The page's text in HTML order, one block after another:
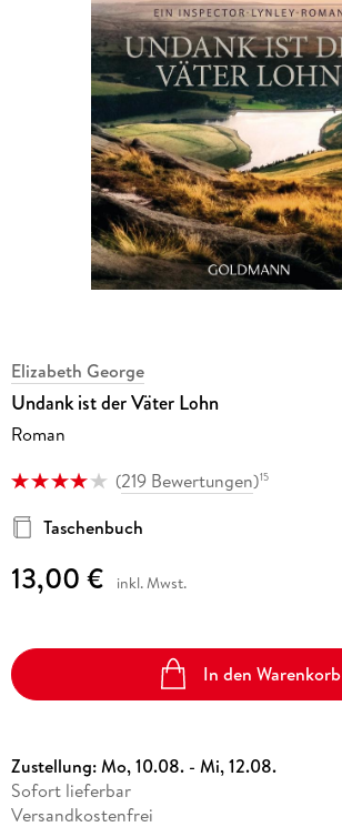
Elizabeth George
Undank ist der Väter Lohn
Roman
(219 Bewertungen)15
Taschenbuch
13,00 € inkl. Mwst.
In den Warenkorb
Zustellung:Mo, 10.08. - Mi, 12.08.
Sofort lieferbar
Versandkostenfrei